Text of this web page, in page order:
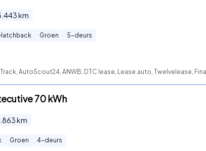
km
Groen 5-deurs
AutoScout24, ANWB, DTC lease, Lease.auto, Twelvelease,
70 kWh
km
Groen 4-deurs